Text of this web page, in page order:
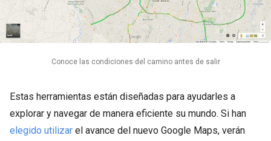
Conoce las condiciones del camino antes de salir
Estas herramientas están diseñadas para ayudarles a
explorar y navegar de manera eficiente su mundo. Si han
elegido utilizar el avance del nuevo Google Maps, verán